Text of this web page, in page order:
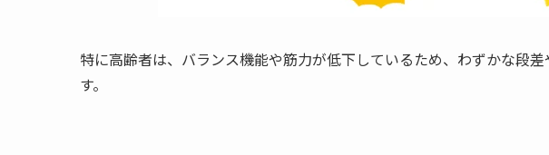
特に高齢者は、バランス機能や筋力が低下しているため、わずかな段
す。